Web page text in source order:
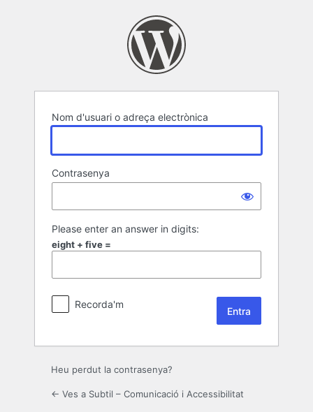
Nom d'usuari o adreça electrònica
Contrasenya
Please enter an answer in digits:
eight + five =
Recorda'm
Heu perdut la contrasenya?
← Ves a Subtil – Comunicació i Accessibilitat